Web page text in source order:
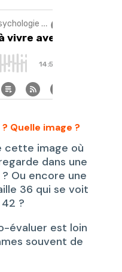
Quelle image ?
cette image où
dans une
Ou encore une
36 qui se voit
?
évaluer est loin
souvent de